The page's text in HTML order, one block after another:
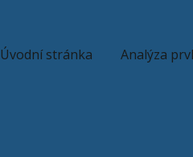
Úvodní stránka Analýza